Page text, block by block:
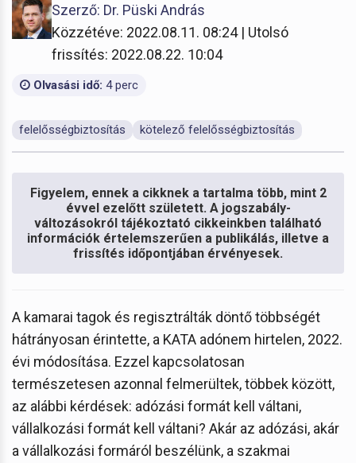
Szerző: Dr. Püski András
Közzétéve: 2022.08.11. 08:24 | Utolsó
frissítés: 2022.08.22. 10:04
Olvasási idő: 4 perc
felelősségbiztosítás kötelező felelősségbiztosítás
Figyelem, ennek a cikknek a tartalma több, mint 2
évvel ezelőtt született. A jogszabály-
változásokról tájékoztató cikkeinkben található
információk értelemszerűen a publikálás, illetve a
frissítés időpontjában érvényesek.
A kamarai tagok és regisztrálták döntő többségét
hátrányosan érintette, a KATA adónem hirtelen, 2022.
évi módosítása. Ezzel kapcsolatosan
természetesen azonnal felmerültek, többek között,
az alábbi kérdések: adózási formát kell váltani,
vállalkozási formát kell váltani? Akár az adózási, akár
a vállalkozási formáról beszélünk, a szakmai